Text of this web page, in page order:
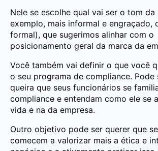
Nele se escolhe qual vai ser o tom
exemplo, mais informal e engraçado,
formal), que sugerimos alinhar com o
posicionamento geral da marca da
Você também vai definir o que você
o seu programa de compliance. Pode
queira que seus funcionários se
compliance e entendam como ele se
vida e na da empresa.
Outro objetivo pode ser querer que
comecem a valorizar mais a ética e